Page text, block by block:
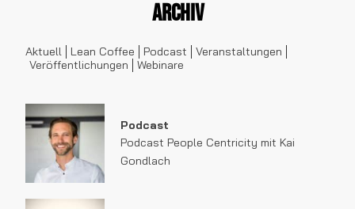
Archiv
Aktuell Lean Coffee Podcast
Veranstaltungen
Veröffentlichungen
Webinare
Podcast
Podcast People Centricity mit Kai
Gondlach